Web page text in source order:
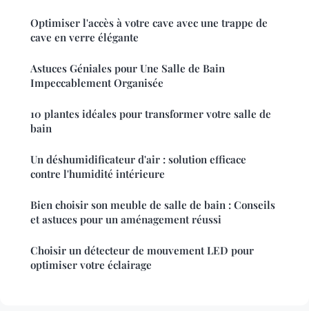
Optimiser l'accès à votre cave avec une trappe de
cave en verre élégante
Astuces Géniales pour Une Salle de Bain
Impeccablement Organisée
10 plantes idéales pour transformer votre salle de
bain
Un déshumidificateur d'air : solution efficace
contre l'humidité intérieure
Bien choisir son meuble de salle de bain : Conseils
et astuces pour un aménagement réussi
Choisir un détecteur de mouvement LED pour
optimiser votre éclairage